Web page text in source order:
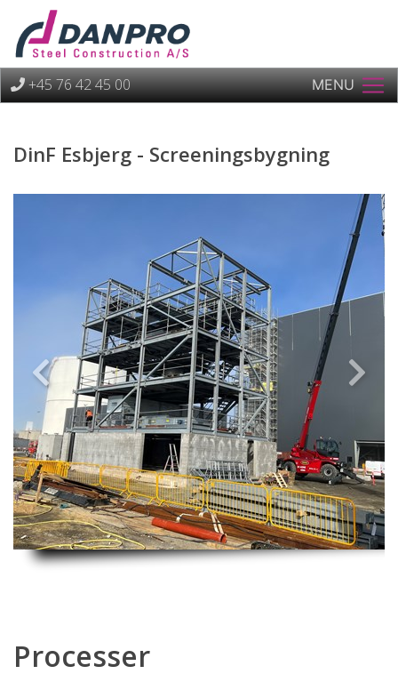
+45 76 42 45 00 MENU
DinF Esbjerg - Screeningsbygning
Previous Next
Processer